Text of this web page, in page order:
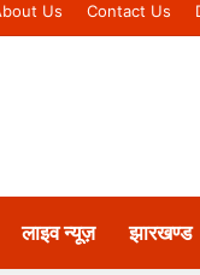
Us Contact Us
Tv | Bihar/
लाइव न्यूज़ झारखण्ड